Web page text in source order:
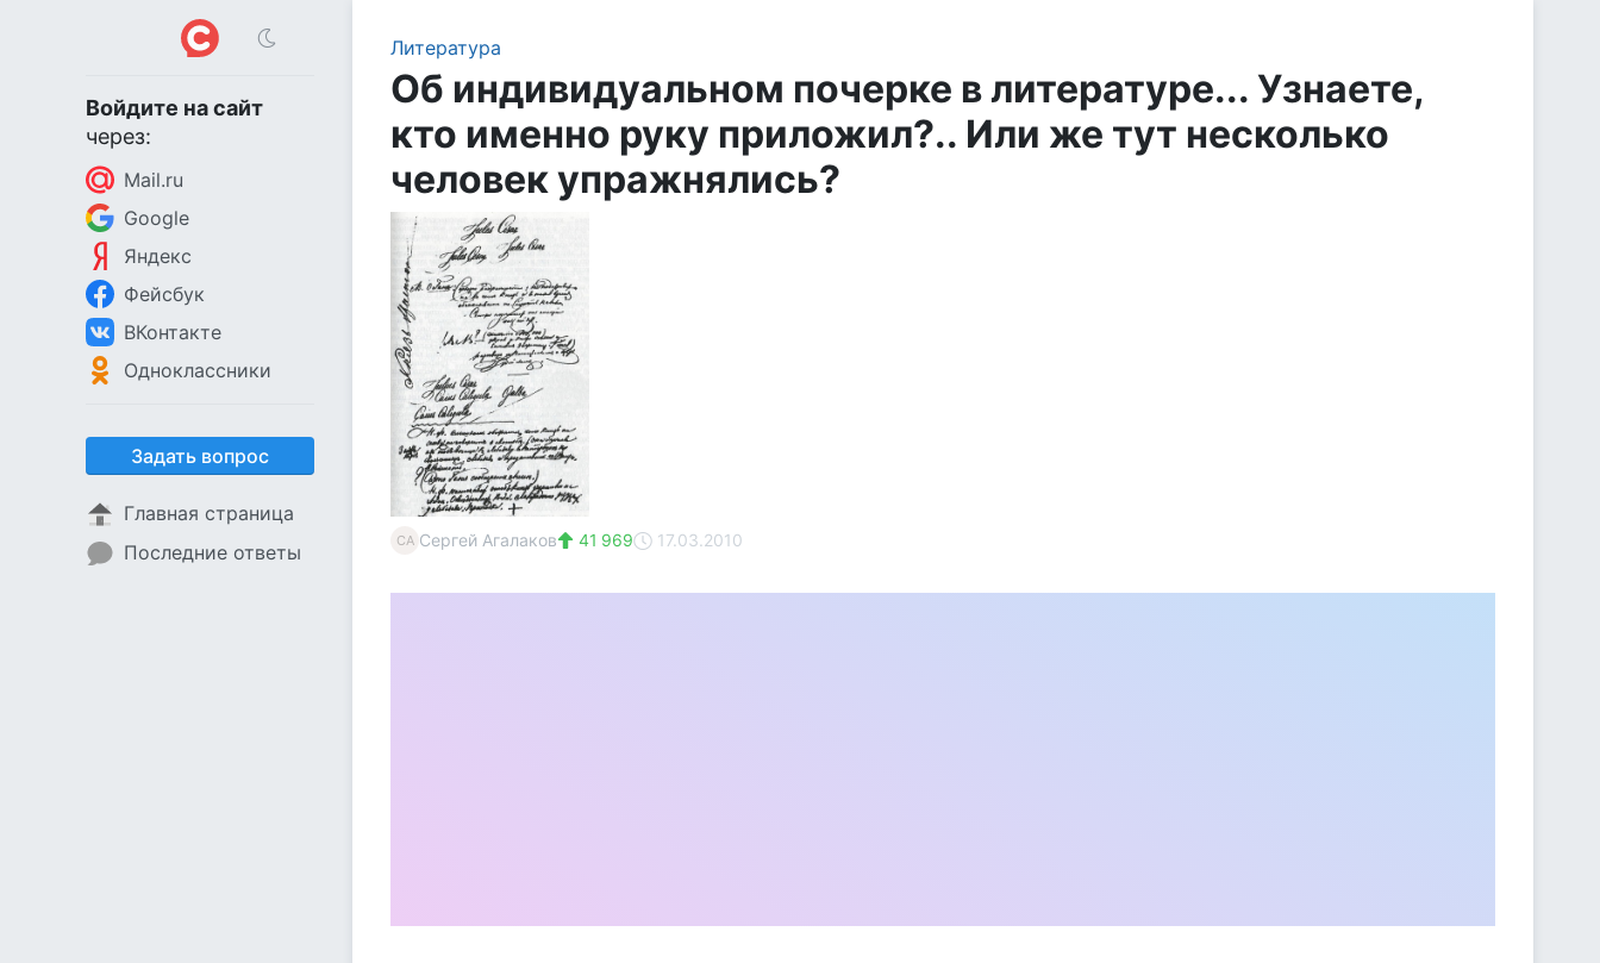
Войдите на сайт
через:
Mail.ru
Google
Яндекс
Фейсбук
ВКонтакте
Одноклассники
Задать вопрос
Главная страница
Последние ответы
Литература
Об индивидуальном почерке в литературе... Узнаете,
кто именно руку приложил?.. Или же тут несколько
человек упражнялись?
СА Сергей Агалаков 41 969 17.03.2010